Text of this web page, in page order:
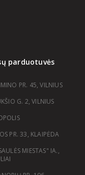
parduotuvės
PR. 45, VILNIUS
G. 2, VILNIUS
PR. 33, KLAIPĖDA
MIESTAS" IA.,